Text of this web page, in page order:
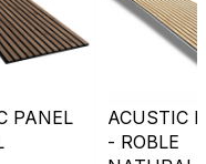
PANEL
ACUSTIC
- ROBLE